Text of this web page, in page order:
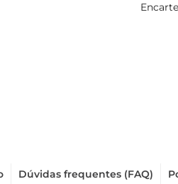
Dúvidas frequentes (FAQ)